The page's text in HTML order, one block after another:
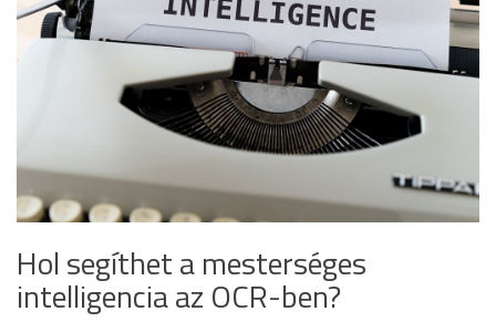
Hol segíthet a mesterséges
intelligencia az OCR-ben?